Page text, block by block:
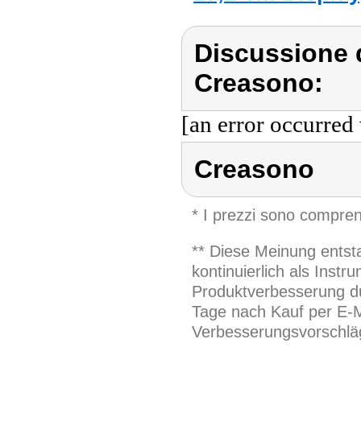
Discussione
Creasono:
[an error
Creasono
* I prezzi sono
** Diese Meinung
kontinuierlich als
Produktverbesserung
Tage nach Kauf per E-